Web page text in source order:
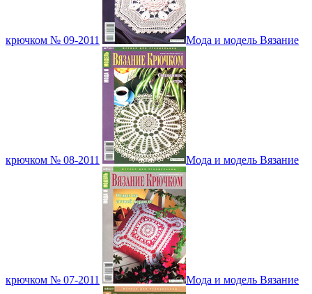
крючком № 09-2011 Мода и модель Вязание
крючком № 08-2011 Мода и модель Вязание
крючком № 07-2011 Мода и модель Вязание